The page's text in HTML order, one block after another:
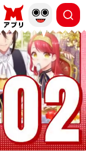
もっと読む